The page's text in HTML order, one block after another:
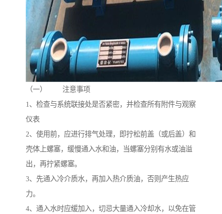
（一） 注意事项
1、检查与系统联接处是否紧密，并检查所有附件与观察
仪表
2、使用前，应进行排气处理，即拧松前盖（或后盖）和
壳体上螺塞，缓慢通入水和油，当螺塞分别有水或油溢
出，再拧紧螺塞。
3、先通入冷介质水，再加入热介质油，否则产生热应
力。
4、通入水时应缓加入，切忌大量通入冷却水，以免在管